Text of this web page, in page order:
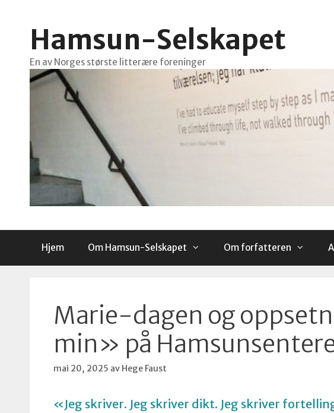
Hamsun-Selskapet
En av Norges største litterære foreninger
Hjem Om Hamsun-Selskapet Om forfatteren
Marie-dagen og
min» på
mai 20, 2025 av Hege Faust
«Jeg skriver. Jeg skriver dikt. Jeg skriver